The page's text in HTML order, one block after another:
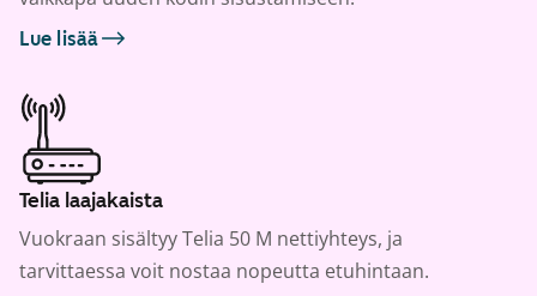
Lue lisää
Telia laajakaista
Vuokraan sisältyy Telia 50 M nettiyhteys, ja
tarvittaessa voit nostaa nopeutta etuhintaan.